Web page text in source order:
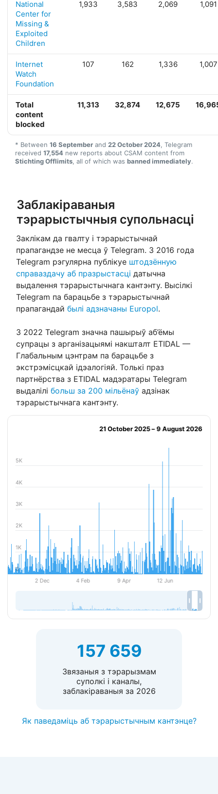
National
Center for
Missing &
Exploited
Children
1,933 3,583 2,069 1,091
Internet
Watch
Foundation
107 162 1,336 1,007
Total
content
blocked
11,313 32,874 12,675
* Between 16 September and 22 October 2024, Telegram
received 17,554 new reports about CSAM content from
Stichting Offlimits, all of which was banned immediately.
Заблакіраваныя
тэрарыстычныя супольнасці
Заклікам да гвалту і тэрарыстычнай
прапагандзе не месца ў Telegram. З 2016 года
Telegram рэгулярна публікуе штодзённую
справаздачу аб празрыстасці датычна
выдалення тэрарыстычнага кантэнту. Высілкі
Telegram па барацьбе з тэрарыстычнай
прапагандай былі адзначаны Europol.
З 2022 Telegram значна пашырыў аб’ёмы
супрацы з арганізацыямі накшталт ETIDAL —
Глабальным цэнтрам па барацьбе з
экстрэмісцкай ідэалогіяй. Толькі праз
партнёрства з ETIDAL мадэратары Telegram
выдалілі больш за 200 мільёнаў адзінак
тэрарыстычнага кантэнту.
157 659
Звязаныя з тэрарызмам
суполкі і каналы,
заблакіраваныя за 2026
Як паведаміць аб тэрарыстычным кантэнце?